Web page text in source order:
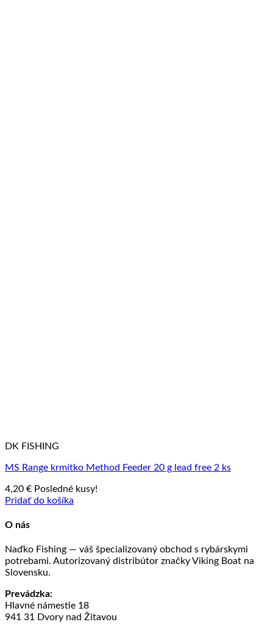
DK FISHING
MS Range krmítko Method Feeder 20 g lead free 2 ks
4,20 € Posledné kusy!
Pridať do košíka
O nás
Naďko Fishing — váš špecializovaný obchod s rybárskymi
potrebami. Autorizovaný distribútor značky Viking Boat na
Slovensku.
Prevádzka:
Hlavné námestie 18
941 31 Dvory nad Žitavou